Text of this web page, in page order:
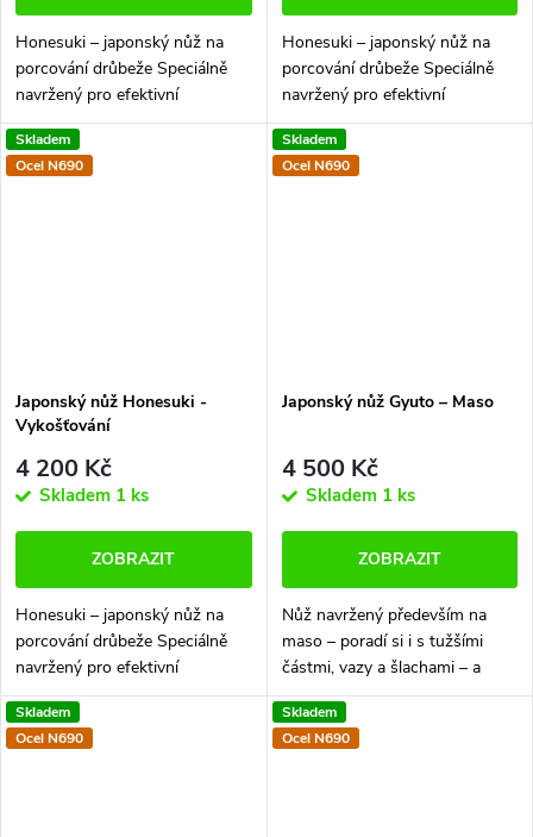
Honesuki – japonský nůž na
porcování drůbeže Speciálně
navržený pro efektivní
oddělování masa od kostí. Jeho
tenká čepel a ostrý hrot
umožňují přesné a snadné
Honesuki – japonský nůž na
porcování drůbeže Speciálně
navržený pro efektivní
oddělování masa od kostí. Jeho
tenká čepel a ostrý hrot
umožňují přesné a snadné
Skladem
Ocel N690
Japonský nůž Honesuki -
Vykošťování
4 200 Kč
Skladem 1 ks
ZOBRAZIT
Honesuki – japonský nůž na
porcování drůbeže Speciálně
navržený pro efektivní
oddělování masa od kostí. Jeho
tenká čepel a ostrý hrot
umožňují přesné a snadné
Skladem
Ocel N690
Japonský nůž Gyuto –⁠⁠⁠⁠⁠⁠ Maso
4 500 Kč
Skladem 1 ks
ZOBRAZIT
Nůž navržený především na
maso – poradí si i s tužšími
částmi, vazy a šlachami – a
zároveň bez problémů zastane
krájení zeleniny. Spojení
prémiových materiálů a ruční
Skladem
Ocel N690
Skladem
Ocel N690